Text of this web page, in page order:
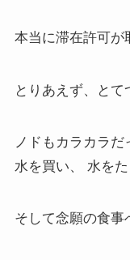
本当に滞在許可が
とりあえず、と
ノドもカラカラ
水を買い、 水を
そして念願の食事